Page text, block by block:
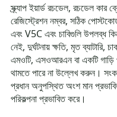
স্ক্র্যাপ ইয়ার্ড রচডেল, রচডেল কার
রেজিস্ট্রেশন নম্বর, সঠিক
এবং V5C এবং চাবিগুলি উপলব্ধ
নেই, দুর্ঘটনায় ক্ষতি, মৃত ব্যাটারি,
এমওটি, এসওআরএন বা একটি গাড়ি
থামতে পারে না উল্লেখ করুন।
প্রধান অনুপস্থিত অংশ মান
পরিকল্পনা প্রভাবিত করে।